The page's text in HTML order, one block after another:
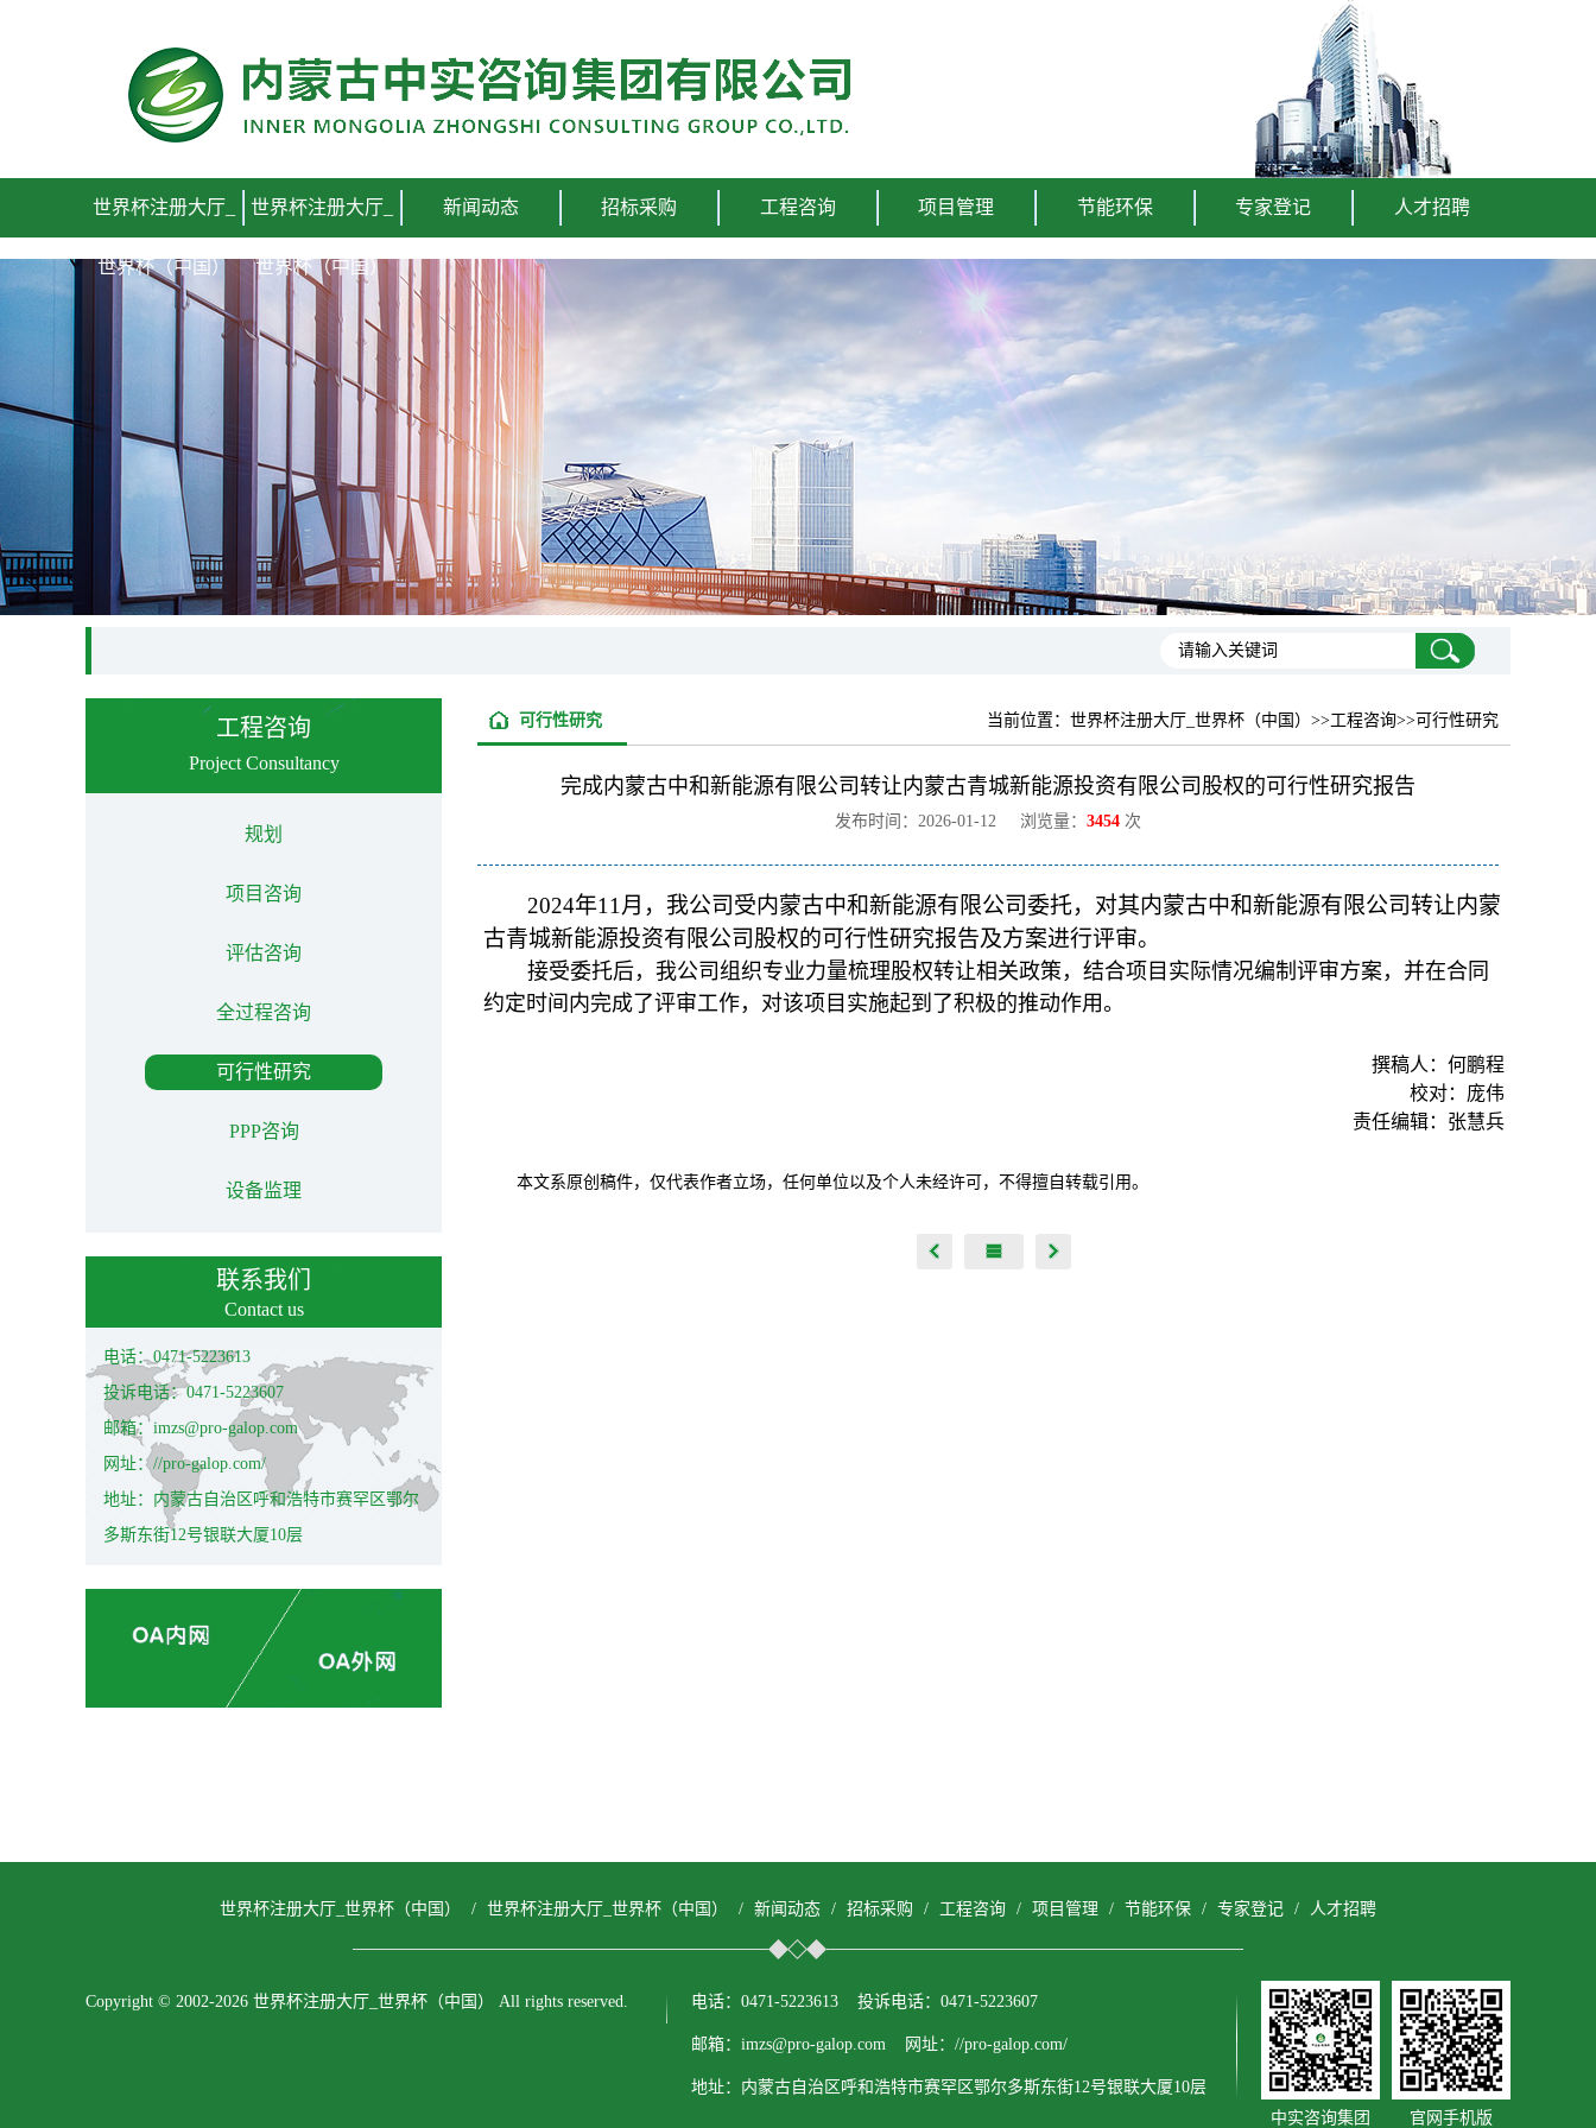
世界杯注册大厅_
世界杯（中国）
世界杯注册大厅_
世界杯（中国）
新闻动态 招标采购 工程咨询 项目管理 节能环保 专家登记 人才招聘
工程咨询
Project Consultancy
规划
项目咨询
评估咨询
全过程咨询
可行性研究
PPP咨询
设备监理
联系我们
Contact us
电话：0471-5223613
投诉电话：0471-5223607
邮箱：imzs@pro-galop.com
网址：//pro-galop.com/
地址：内蒙古自治区呼和浩特市赛罕区鄂尔
多斯东街12号银联大厦10层
当前位置： 世界杯注册大厅_世界杯（中国） >>工程咨询>>可行性研究
可行性研究
完成内蒙古中和新能源有限公司转让内蒙古青城新能源投资有限公司股权的可行性研究报告
发布时间：2026-01-12 浏览量： 3454 次
2024年11月，我公司受内蒙古中和新能源有限公司委托，对其内蒙古中和新能源有限公司转让内蒙
古青城新能源投资有限公司股权的可行性研究报告及方案进行评审。
接受委托后，我公司组织专业力量梳理股权转让相关政策，结合项目实际情况编制评审方案，并在合同
约定时间内完成了评审工作，对该项目实施起到了积极的推动作用。
撰稿人：何鹏程
校对：庞伟
责任编辑：张慧兵
本文系原创稿件，仅代表作者立场，任何单位以及个人未经许可，不得擅自转载引用。
世界杯注册大厅_世界杯（中国） / 世界杯注册大厅_世界杯（中国） / 新闻动态 / 招标采购 / 工程咨询 / 项目管理 / 节能环保 / 专家登记 / 人才招聘
Copyright © 2002-2026 世界杯注册大厅_世界杯（中国） All rights reserved. 电话：0471-5223613 投诉电话：0471-5223607
邮箱：imzs@pro-galop.com 网址：//pro-galop.com/
地址：内蒙古自治区呼和浩特市赛罕区鄂尔多斯东街12号银联大厦10层
中实咨询集团
官网手机版